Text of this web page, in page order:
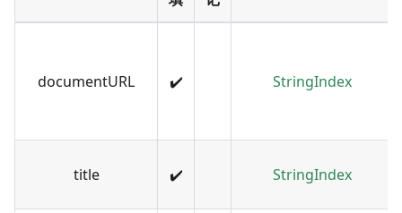
documentURL ✔️ StringIndex
title ✔️ StringIndex